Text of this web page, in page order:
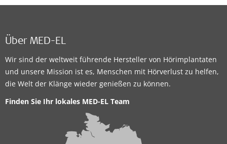
Über MED-EL
Wir sind der weltweit führende Hersteller von Hörimplantaten
und unsere Mission ist es, Menschen mit Hörverlust zu helfen,
die Welt der Klänge wieder genießen zu können.
Finden Sie Ihr lokales MED-EL Team